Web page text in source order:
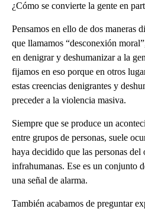
¿Cómo se convierte la gente en
Pensamos en ello de dos maneras
que llamamos “desconexión
en denigrar y deshumanizar a la
fijamos en eso porque en otros
estas creencias denigrantes y
preceder a la violencia masiva.
Siempre que se produce un
entre grupos de personas, suele
haya decidido que las personas
infrahumanas. Ese es un conjunto
una señal de alarma.
También acabamos de preguntar